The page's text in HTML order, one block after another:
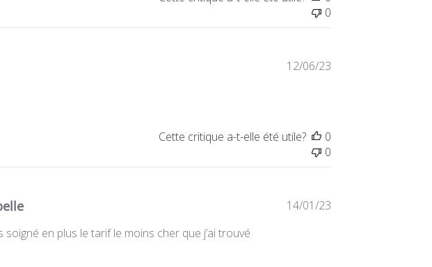
0
Date
12/06/23
Cette critique a-t-elle été utile?
0
0
en plus le tarif le moins cher que j’ai trouvé
Date
14/01/23